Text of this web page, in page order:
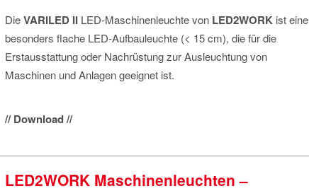
DieVARILED IILED-Maschinenleuchte von LED2WORK ist eine
besonders flache LED-Aufbauleuchte (< 15 cm), die für die
Erstausstattung oder Nachrüstung zur Ausleuchtung von
Maschinen und Anlagen geeignet ist.
// Download //
LED2WORK Maschinenleuchten –